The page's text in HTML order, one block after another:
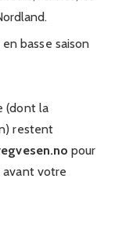
basse saison
(dont la
restent
pour
avant votre